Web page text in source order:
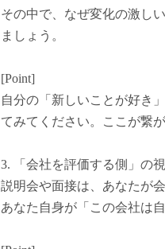
その中で、なぜ変化の激し
ましょう。
[Point]
自分の「新しいことが好き
てみてください。ここが繋
3. 「会社を評価する側」の
説明会や面接は、あなたが
あなた自身が「この会社は